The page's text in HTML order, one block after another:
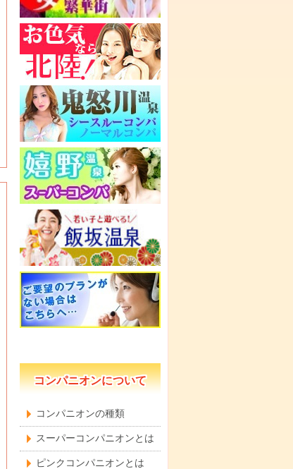
コンパニオンについて
コンパニオンの種類
スーパーコンパニオンとは
ピンクコンパニオンとは